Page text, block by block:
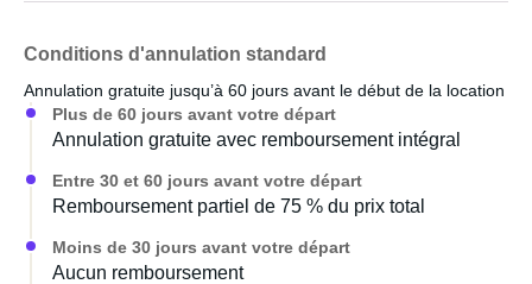
Conditions d'annulation standard
Annulation gratuite jusqu’à 60 jours avant le début de la location
Plus de 60 jours avant votre départ
Annulation gratuite avec remboursement intégral
Entre 30 et 60 jours avant votre départ
Remboursement partiel de 75 % du prix total
Moins de 30 jours avant votre départ
Aucun remboursement